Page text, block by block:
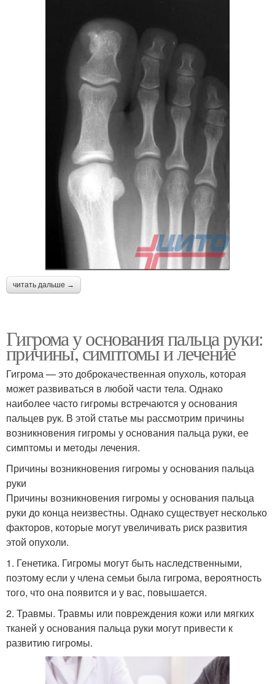
читать дальше →
Гигрома у основания пальца руки:
причины, симптомы и лечение
Гигрома — это доброкачественная опухоль, которая
может развиваться в любой части тела. Однако
наиболее часто гигромы встречаются у основания
пальцев рук. В этой статье мы рассмотрим причины
возникновения гигромы у основания пальца руки, ее
симптомы и методы лечения.
Причины возникновения гигромы у основания пальца
руки
Причины возникновения гигромы у основания пальца
руки до конца неизвестны. Однако существует несколько
факторов, которые могут увеличивать риск развития
этой опухоли.
1. Генетика. Гигромы могут быть наследственными,
поэтому если у члена семьи была гигрома, вероятность
того, что она появится и у вас, повышается.
2. Травмы. Травмы или повреждения кожи или мягких
тканей у основания пальца руки могут привести к
развитию гигромы.